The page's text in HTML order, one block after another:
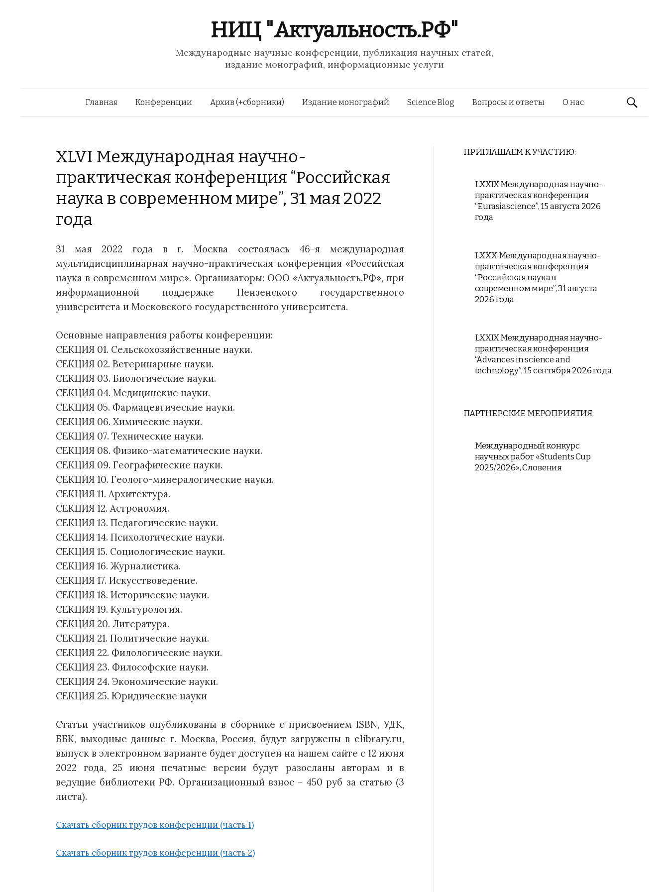
НИЦ "Актуальность.РФ"
Международные научные конференции, публикация научных статей,
издание монографий, информационные услуги
Перейти
Главная Конференции Архив (+сборники) Издание монографий Science Blog Вопросы и ответы О нас Найти:
XLVI Международная научно-
практическая конференция “Российская
наука в современном мире”, 31 мая 2022
года
31 мая 2022 года в г. Москва состоялась 46-я международная
мультидисциплинарная научно-практическая конференция «Российская
наука в современном мире». Организаторы: ООО «Актуальность.РФ», при
информационной поддержке Пензенского государственного
университета и Московского государственного университета.
Основные направления работы конференции:
СЕКЦИЯ 01. Сельскохозяйственные науки.
СЕКЦИЯ 02. Ветеринарные науки.
СЕКЦИЯ 03. Биологические науки.
СЕКЦИЯ 04. Медицинские науки.
СЕКЦИЯ 05. Фармацевтические науки.
СЕКЦИЯ 06. Химические науки.
СЕКЦИЯ 07. Технические науки.
СЕКЦИЯ 08. Физико-математические науки.
СЕКЦИЯ 09. Географические науки.
СЕКЦИЯ 10. Геолого-минералогические науки.
СЕКЦИЯ 11. Архитектура.
СЕКЦИЯ 12. Астрономия.
СЕКЦИЯ 13. Педагогические науки.
СЕКЦИЯ 14. Психологические науки.
СЕКЦИЯ 15. Социологические науки.
СЕКЦИЯ 16. Журналистика.
СЕКЦИЯ 17. Искусствоведение.
СЕКЦИЯ 18. Исторические науки.
СЕКЦИЯ 19. Культурология.
СЕКЦИЯ 20. Литература.
СЕКЦИЯ 21. Политические науки.
СЕКЦИЯ 22. Филологические науки.
СЕКЦИЯ 23. Философские науки.
СЕКЦИЯ 24. Экономические науки.
СЕКЦИЯ 25. Юридические науки
Статьи участников опубликованы в сборнике с присвоением ISBN, УДК,
ББК, выходные данные г. Москва, Россия, будут загружены в elibrary.ru,
выпуск в электронном варианте будет доступен на нашем сайте с 12 июня
2022 года, 25 июня печатные версии будут разосланы авторам и в
ведущие библиотеки РФ. Организационный взнос – 450 руб за статью (3
листа).
Скачать сборник трудов конференции (часть 1)
Скачать сборник трудов конференции (часть 2)
ПРИГЛАШАЕМ К УЧАСТИЮ:
LXXIX Международная научно-
практическая конференция
“Eurasiascience”, 15 августа 2026
года
LXXX Международная научно-
практическая конференция
“Российская наука в
современном мире”, 31 августа
2026 года
LXXIX Международная научно-
практическая конференция
“Advances in science and
technology”, 15 сентября 2026 года
ПАРТНЕРСКИЕ МЕРОПРИЯТИЯ:
Международный конкурс
научных работ «Students Cup
2025/2026», Словения